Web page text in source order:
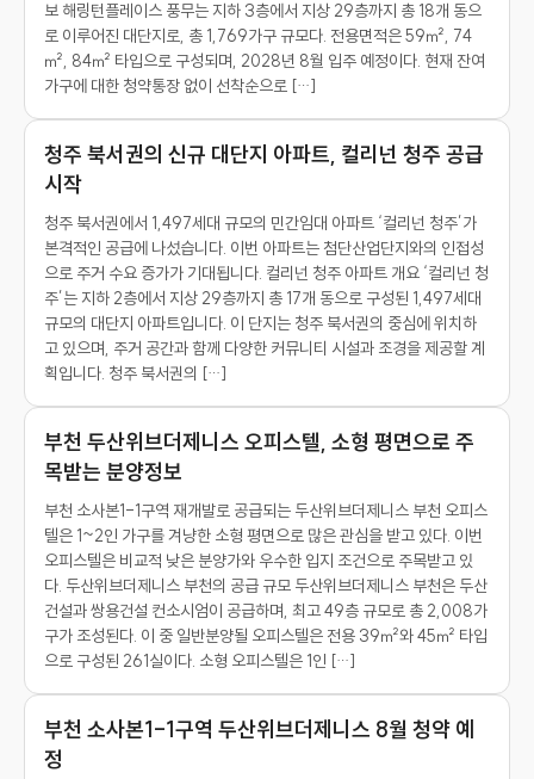
보 해링턴플레이스 풍무는 지하 3층에서 지상 29층까지 총 18개 동으
로 이루어진 대단지로, 총 1,769가구 규모다. 전용면적은 59㎡, 74
㎡, 84㎡ 타입으로 구성되며, 2028년 8월 입주 예정이다. 현재 잔여
가구에 대한 청약통장 없이 선착순으로 […]
청주 북서권의 신규 대단지 아파트, 컬리넌 청주 공급
시작
청주 북서권에서 1,497세대 규모의 민간임대 아파트 ‘컬리넌 청주’가
본격적인 공급에 나섰습니다. 이번 아파트는 첨단산업단지와의 인접성
으로 주거 수요 증가가 기대됩니다. 컬리넌 청주 아파트 개요 ‘컬리넌 청
주’는 지하 2층에서 지상 29층까지 총 17개 동으로 구성된 1,497세대
규모의 대단지 아파트입니다. 이 단지는 청주 북서권의 중심에 위치하
고 있으며, 주거 공간과 함께 다양한 커뮤니티 시설과 조경을 제공할 계
획입니다. 청주 북서권의 […]
부천 두산위브더제니스 오피스텔, 소형 평면으로 주
목받는 분양정보
부천 소사본1-1구역 재개발로 공급되는 두산위브더제니스 부천 오피스
텔은 1~2인 가구를 겨냥한 소형 평면으로 많은 관심을 받고 있다. 이번
오피스텔은 비교적 낮은 분양가와 우수한 입지 조건으로 주목받고 있
다. 두산위브더제니스 부천의 공급 규모 두산위브더제니스 부천은 두산
건설과 쌍용건설 컨소시엄이 공급하며, 최고 49층 규모로 총 2,008가
구가 조성된다. 이 중 일반분양될 오피스텔은 전용 39㎡와 45㎡ 타입
으로 구성된 261실이다. 소형 오피스텔은 1인 […]
부천 소사본1-1구역 두산위브더제니스 8월 청약 예
정